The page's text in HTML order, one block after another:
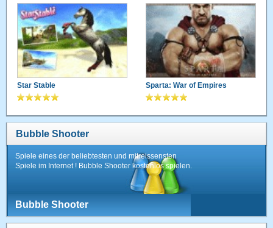
Star Stable Sparta: War of Empires
Bubble Shooter
Spiele eines der beliebtesten und mitreissensten
Spiele im Internet ! Bubble Shooter kostenlos spielen.
Bubble Shooter